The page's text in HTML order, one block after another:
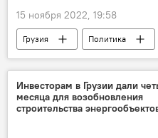
15 ноября 2022, 19:58
Грузия Политика
Нино Бурджанадзе
Тбилисский апелляционный суд
Европейская народная партия
Инвесторам в Грузии дали
месяца для возобновления
строительства